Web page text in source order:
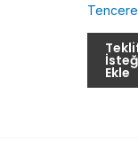
Ekle